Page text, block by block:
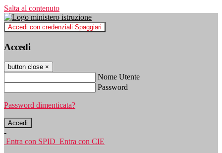
Salta al contenuto
Accedi con credenziali Spaggiari
Accedi
button close ×
Nome Utente
Password
Password dimenticata?
-
Entra con SPID Entra con CIE